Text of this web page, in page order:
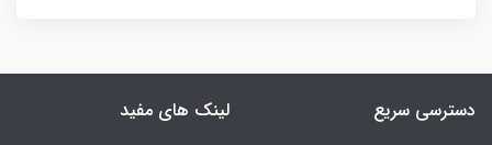
دسترسی سریع لینک های مفید